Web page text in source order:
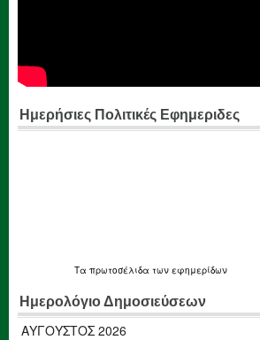
Ημερήσιες Πολιτικές Εφημεριδες
Τα πρωτοσέλιδα των εφημερίδων
Ημερολόγιο Δημοσιεύσεων
ΑΎΓΟΥΣΤΟΣ 2026